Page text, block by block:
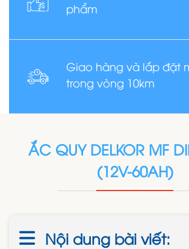
phẩm
Giao hàng và lắp đặt
trong vòng 10km
ẮC QUY DELKOR MF
(12V-60AH)
Nội dung bài viết: